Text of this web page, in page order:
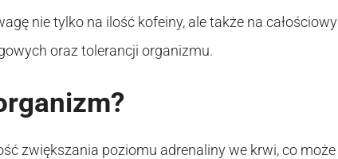
nie tylko na ilość kofeiny, ale także na całościowy
oraz tolerancji organizmu.
zwiększania poziomu adrenaliny we krwi, co może